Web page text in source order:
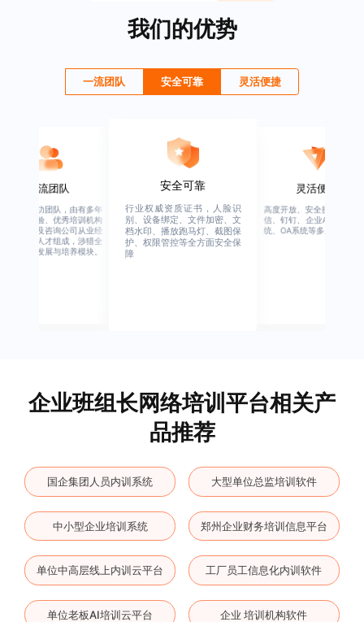
我们的优势
一流团队 安全可靠 灵活便捷
一流团队
星客户成功团队，由有多年
业从业经验、优秀培训机构
业经验，及咨询公司从业经
的全行业人才组成，涉猎全
业的人才发展与培养模块。
安全可靠
行业权威资质证书，人脸识
别、设备绑定、文件加密、文
档水印、播放跑马灯、截图保
护、权限管控等全方面安全保
障
灵活便捷
高度开放、安全接口、支持
信、钉钉、企业APP、HER
统、OA系统等多系统集成
企业班组长网络培训平台相关产
品推荐
国企集团人员内训系统 大型单位总监培训软件
中小型企业培训系统 郑州企业财务培训信息平台
单位中高层线上内训云平台 工厂员工信息化内训软件
单位老板AI培训云平台 企业 培训机构软件